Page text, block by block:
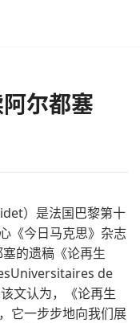
尔都塞
）是法国巴黎第十
《今日马克思》杂志
的遗稿《论再生
de
文认为，《论再生
它一步步地向我们展